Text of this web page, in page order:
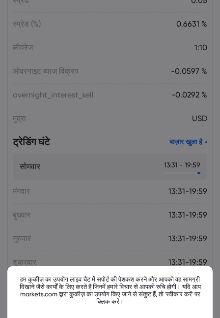
US-EU Relations: Russia Sanctions Unite
Emma Rose
Overheating, U.S. Trade Policy Risk
स्प्रेड (%) 0.6631 %
लीवरेज 1:10
ओवरनाइट ब्याज विक्रय -0.0597 %
overnight_interest_sell -0.0292 %
मुद्रा USD
ट्रेडिंग घंटे बाज़ार खुला है
सोमवार 13:31 - 19:59
मंगवार 13:31-19:59
बुधवार 13:31-19:59
गुरुवार 13:31-19:59
शुक्रवार 13:31-19:59
हम कुकीज़ का उपयोग लाइव चैट में सपोर्ट की पेशकश करने और आपको वह सामग्री
दिखाने जैसे कार्यों के लिए करते हैं जिनमें हमारे विचार से आपकी रुचि होगी। यदि आप
markets.com द्वारा कुकीज़ का उपयोग किए जाने से संतुष्ट हैं, तो 'स्वीकार करें' पर
क्लिक करें।